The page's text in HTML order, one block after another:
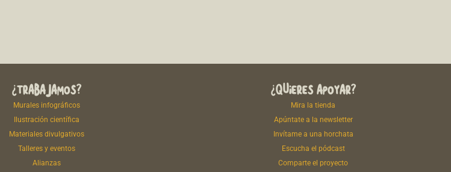
¿TRABAJAMOS?
Murales infográficos
Ilustración científica
Materiales divulgativos
Talleres y eventos
Alianzas
¿QUIERES APOYAR?
Mira la tienda
Apúntate a la newsletter
Invítame a una horchata
Escucha el pódcast
Comparte el proyecto